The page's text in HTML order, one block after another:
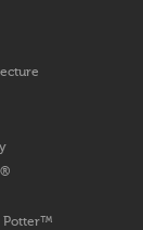
Potter™